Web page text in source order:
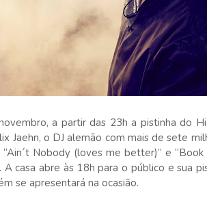
a partir das 23h a pistinha do
Jaehn, o DJ alemão com mais de sete
“Ain´t Nobody (loves me better)” e
A casa abre às 18h para o público e sua
se apresentará na ocasião.